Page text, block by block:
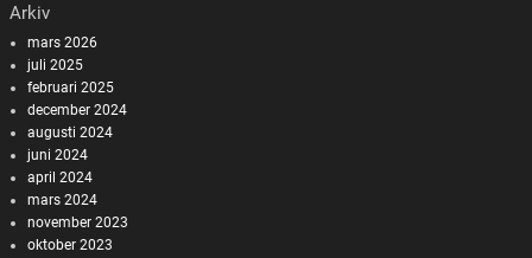
Arkiv
mars 2026
juli 2025
februari 2025
december 2024
augusti 2024
juni 2024
april 2024
mars 2024
november 2023
oktober 2023